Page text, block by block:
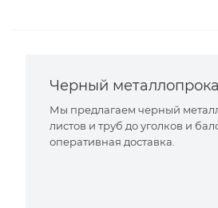
Черный
Мы предлагаем черный
листов и труб до уголков и
оперативная доставка.